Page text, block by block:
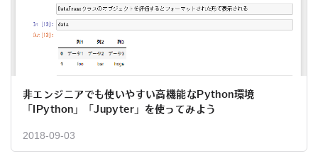
非エンジニアでも使いやすい高機能なPython環境
「IPython」「Jupyter」を使ってみよう
2018-09-03